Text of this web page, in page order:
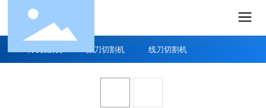
振刀切割机 线刀切割机